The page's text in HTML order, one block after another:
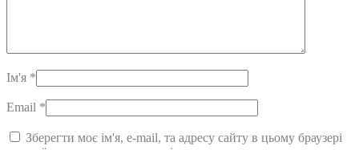
Ім'я *
Email *
Зберегти моє ім'я, e-mail, та адресу сайту в цьому браузері